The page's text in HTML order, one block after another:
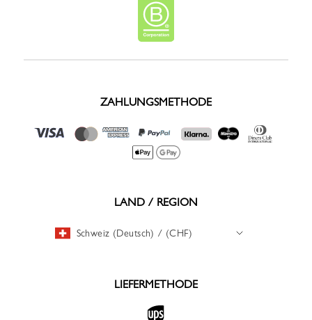
ZAHLUNGSMETHODE
LAND / REGION
Schweiz (Deutsch) / (CHF)
LIEFERMETHODE